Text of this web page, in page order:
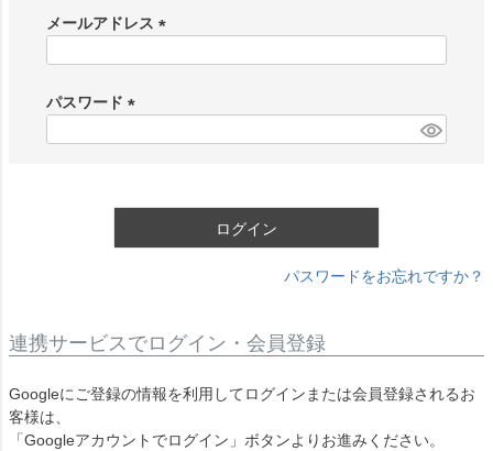
メールアドレス
)
パスワード
ログイン
パスワードをお忘れですか？
連携サービスでログイン・会員登録
Googleにご登録の情報を利用してログインまたは会員登録されるお
客様は、
「Googleアカウントでログイン」ボタンよりお進みください。